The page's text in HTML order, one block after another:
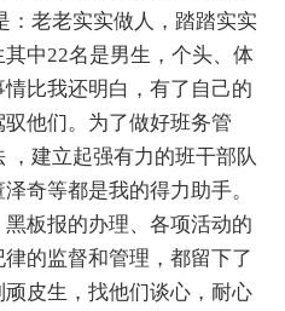
：老老实实做人，踏踏实实
中22名是男生，个头、体
比我还明白，有了自己的
他们。为了做好班务管
，建立起强有力的班干部队
奇等都是我的得力助手。
板报的办理、各项活动的
的监督和管理，都留下了
皮生，找他们谈心，耐心